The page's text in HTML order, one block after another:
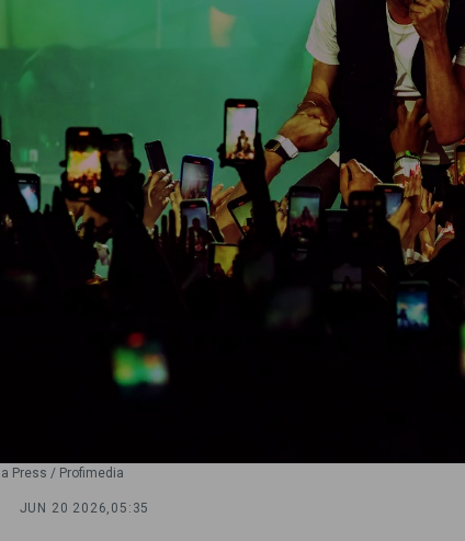
Press / Profimedia
JUN 20 2026, 05:35